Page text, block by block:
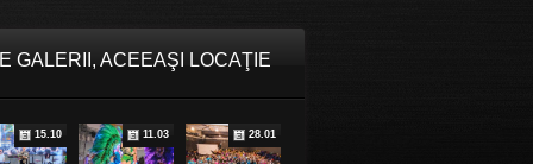
GALERII, ACEEAŞI LOCAŢIE
15.10 11.03 28.01